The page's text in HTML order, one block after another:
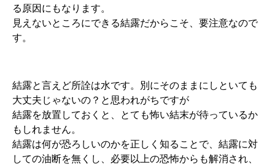
る原因にもなります。
見えないところにできる結露だからこそ、要注意なので
す。
結露と言えど所詮は水です。別にそのままにしといても
大丈夫じゃないの？と思われがちですが
結露を放置しておくと、とても怖い結末が待っているか
もしれません。
結露は何が恐ろしいのかを正しく知ることで、結露に対
しての油断を無くし、必要以上の恐怖からも解消され、